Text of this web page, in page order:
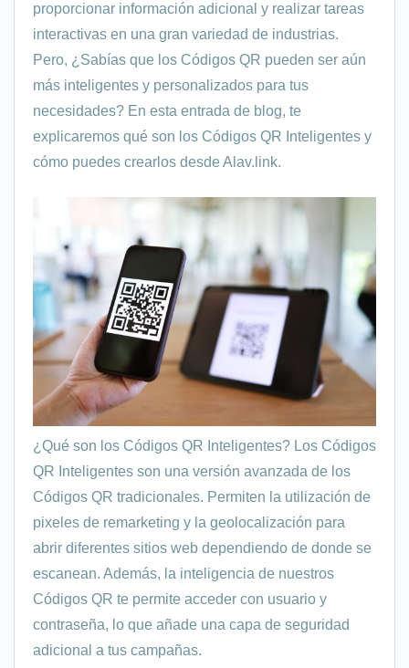
proporcionar información adicional y realizar tareas
interactivas en una gran variedad de industrias.
Pero, ¿Sabías que los Códigos QR pueden ser aún
más inteligentes y personalizados para tus
necesidades? En esta entrada de blog, te
explicaremos qué son los Códigos QR Inteligentes y
cómo puedes crearlos desde Alav.link.
¿Qué son los Códigos QR Inteligentes? Los Códigos
QR Inteligentes son una versión avanzada de los
Códigos QR tradicionales. Permiten la utilización de
pixeles de remarketing y la geolocalización para
abrir diferentes sitios web dependiendo de donde se
escanean. Además, la inteligencia de nuestros
Códigos QR te permite acceder con usuario y
contraseña, lo que añade una capa de seguridad
adicional a tus campañas.